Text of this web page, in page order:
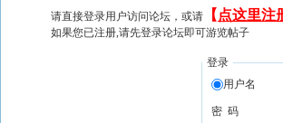
请直接登录用户访问论坛，或请 【 点这里注
如果您已注册,请先登录论坛即可游览帖子
登录
用户名
密 码